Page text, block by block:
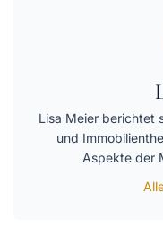
Lisa Meier berichtet
und
Aspekte der